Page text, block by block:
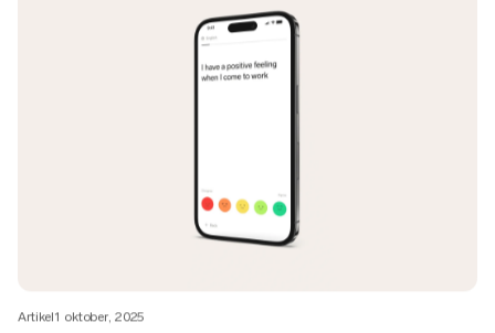
Artikel1 oktober, 2025